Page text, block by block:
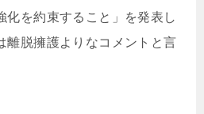
化を約束すること」を発表し
離脱擁護よりなコメントと言